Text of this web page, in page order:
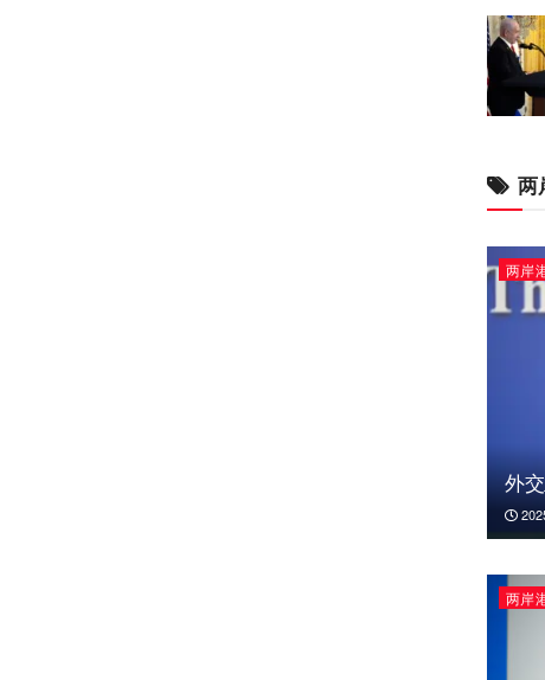
两
两岸
外
两岸